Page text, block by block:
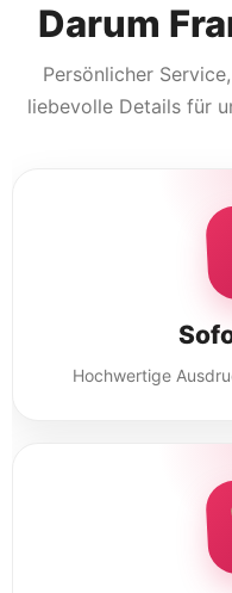
Darum
Persönlicher
liebevolle Details für
Hochwertige